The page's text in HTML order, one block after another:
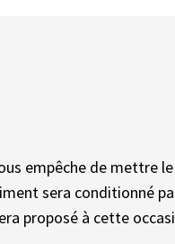
empêche de mettre
sera conditionné
proposé à cette